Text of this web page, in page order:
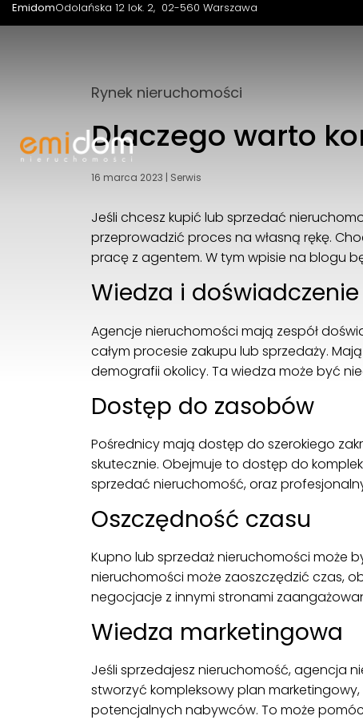
EmidomOdolańska 12 lok. 2 02-560 Warszawa
Rynek nieruchomości
Dlaczego warto
16 marca 2023 | Serwis
Jeśli chcesz kupić lub sprzedać
przeprowadzić proces na własną rękę.
pracę z agentem. W tym wpisie na blogu
Wiedza i doświadczenie
Agencje nieruchomości mają zespół
całym procesie zakupu lub sprzedaży.
demografii okolicy. Ta wiedza może być
Dostęp do zasobów
Pośrednicy mają dostęp do szerokiego
skutecznie. Obejmuje to dostęp do
sprzedać nieruchomość, oraz
Oszczędność czasu
Kupno lub sprzedaż nieruchomości może
nieruchomości może zaoszczędzić czas,
negocjacje z innymi stronami
Wiedza marketingowa
Jeśli sprzedajesz nieruchomość, agencja
stworzyć kompleksowy plan
potencjalnych nabywców. To może